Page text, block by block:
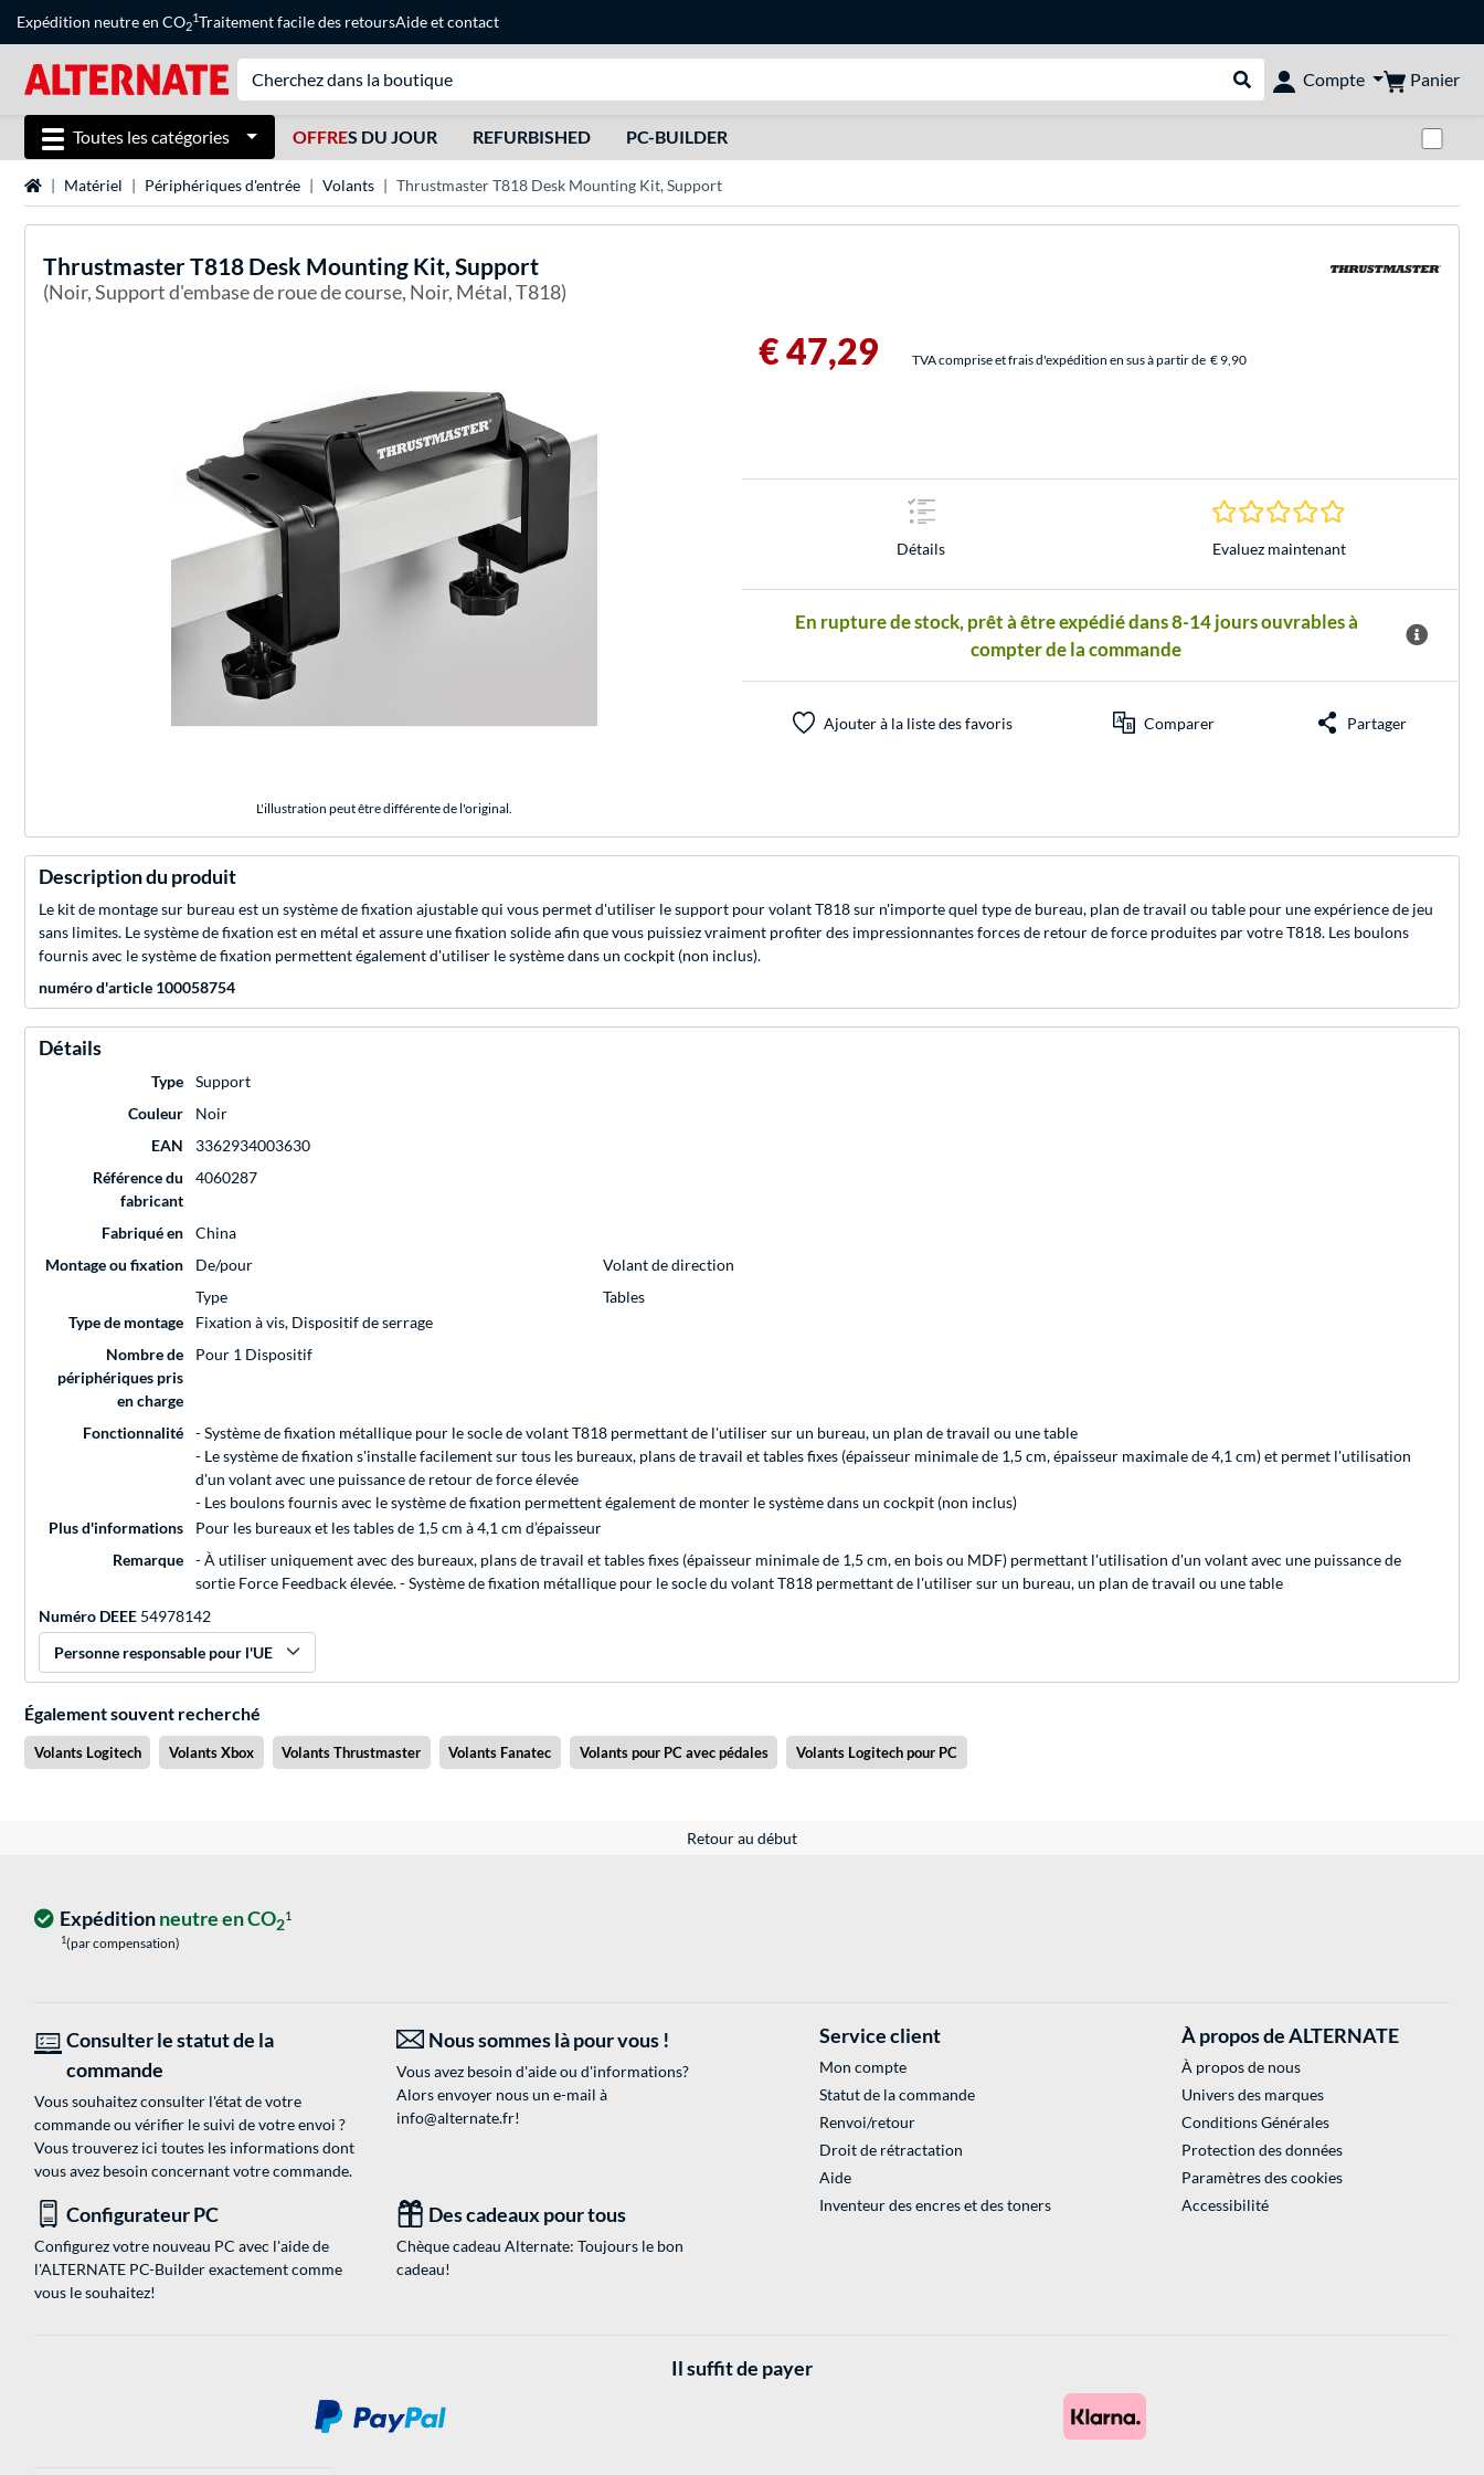
Expédition neutre en CO2
1Traitement facile des retoursAideetcontact
Rechercher dans le shop
Compte Panier
Toutes les catégories OFFRES DU JOUR REFURBISHED PC-BUILDER
Page d'accueil
Matériel Périphériques d'entrée Volants Thrustmaster T818 Desk Mounting Kit, Support
ThrustmasterT818 Desk Mounting Kit, Support
(Noir, Support d'embase de roue de course, Noir, Métal, T818)
L'illustration peut être différente de l'original.
€ 47,29 TVA comprise et frais d'expédition en sus à partir de € 9,90
Détails
0.0 Étoiles à 0
Evaluez maintenant
En rupture de stock, prêt à être expédié dans 8-14 jours ouvrables à
compter de la commande
Ajouter à la liste des favoris Comparer Partager
Description du produit
Le kit de montage sur bureau est un système de fixation ajustable qui vous permet d'utiliser le support pour volant T818 sur n'importe quel type de bureau, plan de travail ou table pour une expérience de jeu
sans limites. Le système de fixation est en métal et assure une fixation solide afin que vous puissiez vraiment profiter des impressionnantes forces de retour de force produites par votre T818. Les boulons
fournis avec le système de fixation permettent également d'utiliser le système dans un cockpit (non inclus).
numéro d'article 100058754
Détails
Type
Support
Couleur
Noir
EAN
3362934003630
Référence du
fabricant
4060287
Fabriqué en
China
Montage ou fixation
De/pour
Volant de direction
Type
Tables
Type de montage
Fixation à vis, Dispositif de serrage
Nombre de
périphériques pris
en charge
Pour 1 Dispositif
Fonctionnalité
- Système de fixation métallique pour le socle de volant T818 permettant de l'utiliser sur un bureau, un plan de travail ou une table
- Le système de fixation s'installe facilement sur tous les bureaux, plans de travail et tables fixes (épaisseur minimale de 1,5 cm, épaisseur maximale de 4,1 cm) et permet l'utilisation
d'un volant avec une puissance de retour de force élevée
- Les boulons fournis avec le système de fixation permettent également de monter le système dans un cockpit (non inclus)
Plus d'informations
Pour les bureaux et les tables de 1,5 cm à 4,1 cm d’épaisseur
Remarque
- À utiliser uniquement avec des bureaux, plans de travail et tables fixes (épaisseur minimale de 1,5 cm, en bois ou MDF) permettant l'utilisation d'un volant avec une puissance de
sortie Force Feedback élevée. - Système de fixation métallique pour le socle du volant T818 permettant de l'utiliser sur un bureau, un plan de travail ou une table
Numéro DEEE 54978142
Personne responsable pour l'UE
Également souvent recherché
Volants Logitech Volants Xbox Volants Thrustmaster Volants Fanatec Volants pour PC avec pédales Volants Logitech pour PC
Retour au début
Expéditionneutre en CO21
1(par compensation)
Consulter le statut de la
commande
Vous souhaitez consulter l'état de votre
commande ou vérifier le suivi de votre envoi ?
Vous trouverez ici toutes les informations dont
vous avez besoin concernant votre commande.
Nous sommes là pour vous !
Vous avez besoin d'aide ou d'informations?
Alors envoyer nous un e-mail à
info@alternate.fr!
Configurateur PC
Configurez votre nouveau PC avec l'aide de
l'ALTERNATE PC-Builder exactement comme
vous le souhaitez!
Des cadeaux pour tous
Chèque cadeau Alternate: Toujours le bon
cadeau!
Service client
Mon compte
Statut de la commande
Renvoi/retour
Droit de rétractation
Aide
Inventeur des encres et des toners
À propos de ALTERNATE
À propos de nous
Univers des marques
Conditions Générales
Protection des données
Paramètres des cookies
Accessibilité
Il suffit de payer